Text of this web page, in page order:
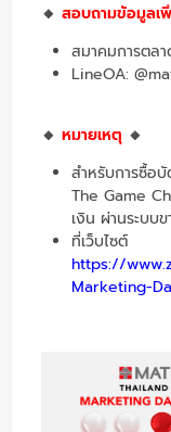
🔸 สอบถามข้อมูลเ
สมาคมการตล
LineOA:
🔸 หมายเหตุ 🔸
สำหรับการซื้อ
The Game
เงิน ผ่านระบบ
ที่เว็บไซต์
https://
Marketing-